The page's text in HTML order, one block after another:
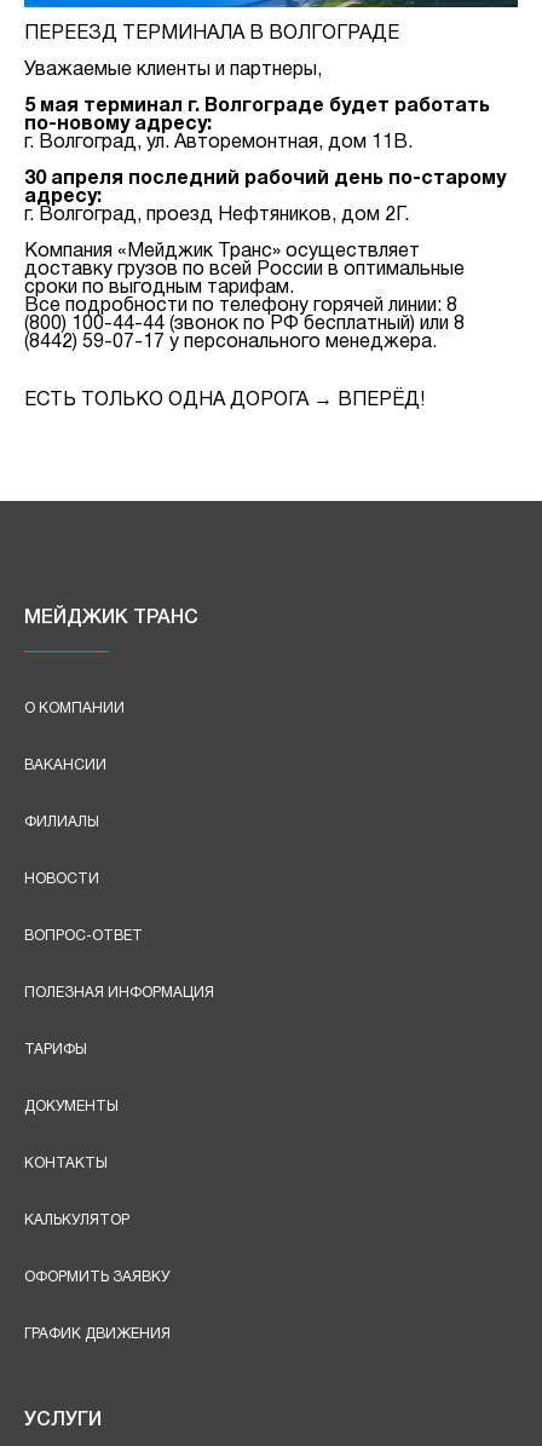
ПЕРЕЕЗД ТЕРМИНАЛА В ВОЛГОГРАДЕ
Уважаемые клиенты и партнеры,
5 мая терминал г. Волгограде будет работать
по-новому адресу:
г. Волгоград, ул. Авторемонтная, дом 11В.
30 апреля последний рабочий день по-старому
адресу:
г. Волгоград, проезд Нефтяников, дом 2Г.
Компания «Мейджик Транс» осуществляет
доставку грузов по всей России в оптимальные
сроки по выгодным тарифам.
Все подробности по телефону горячей линии: 8
(800) 100-44-44 (звонок по РФ бесплатный) или 8
(8442) 59-07-17 у персонального менеджера.
ЕСТЬ ТОЛЬКО ОДНА ДОРОГА → ВПЕРЁД!
МЕЙДЖИК ТРАНС
О КОМПАНИИ
ВАКАНСИИ
ФИЛИАЛЫ
НОВОСТИ
ВОПРОС-ОТВЕТ
ПОЛЕЗНАЯ ИНФОРМАЦИЯ
ТАРИФЫ
ДОКУМЕНТЫ
КОНТАКТЫ
КАЛЬКУЛЯТОР
ОФОРМИТЬ ЗАЯВКУ
ГРАФИК ДВИЖЕНИЯ
УСЛУГИ